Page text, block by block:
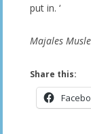
put in. ‘
Majales
Share this: